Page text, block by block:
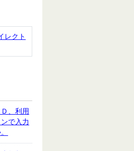
レクト
、利用
で入力